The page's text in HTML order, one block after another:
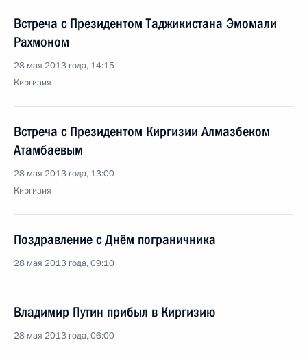
Встреча с Президентом Таджикистана Эмомали
Рахмоном
28 мая 2013 года, 14:15
Киргизия
Встреча с Президентом Киргизии Алмазбеком
Атамбаевым
28 мая 2013 года, 13:00
Киргизия
Поздравление с Днём пограничника
28 мая 2013 года, 09:10
Владимир Путин прибыл в Киргизию
28 мая 2013 года, 06:00